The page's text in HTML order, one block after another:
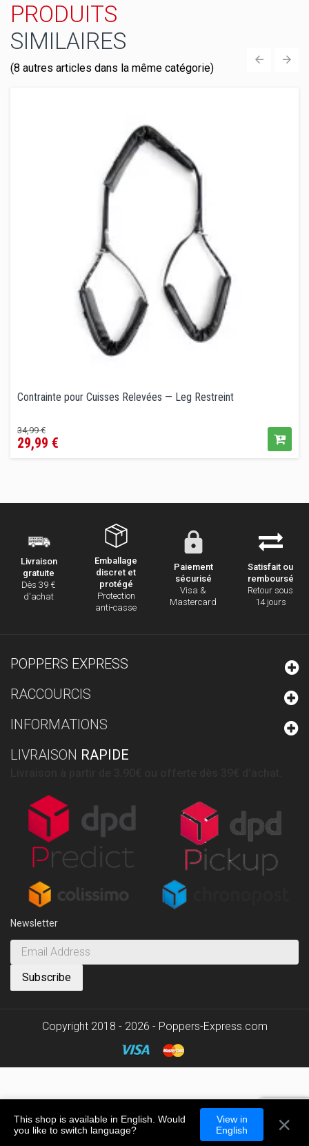
PRODUITS
SIMILAIRES
(8 autres articles dans la même catégorie)
Contrainte pour Cuisses Relevées — Leg Restreint
Prix
de
34,99 €Prix
29,99 €
Livraison
gratuite
Dès 39 €
d'achat
Emballage
discret et
protégé
Protection
anti-casse
Paiement
sécurisé
Visa &
Mastercard
Satisfait ou
remboursé
Retour sous
14 jours
POPPERS EXPRESS
RACCOURCIS
INFORMATIONS
LIVRAISON RAPIDE
Newsletter
Copyright 2018 - 2026 - Poppers-Express.com
This shop is available in English. Would
you like to switch language?
View in
English
×